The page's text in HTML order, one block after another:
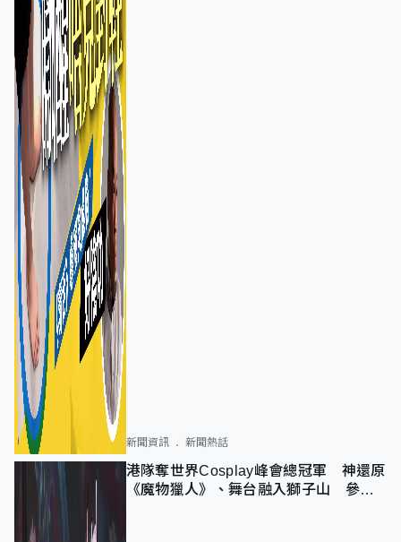
新聞資訊 新聞熱話
港隊奪世界Cosplay峰會總冠軍 神還原
《魔物獵人》、舞台融入獅子山 參賽